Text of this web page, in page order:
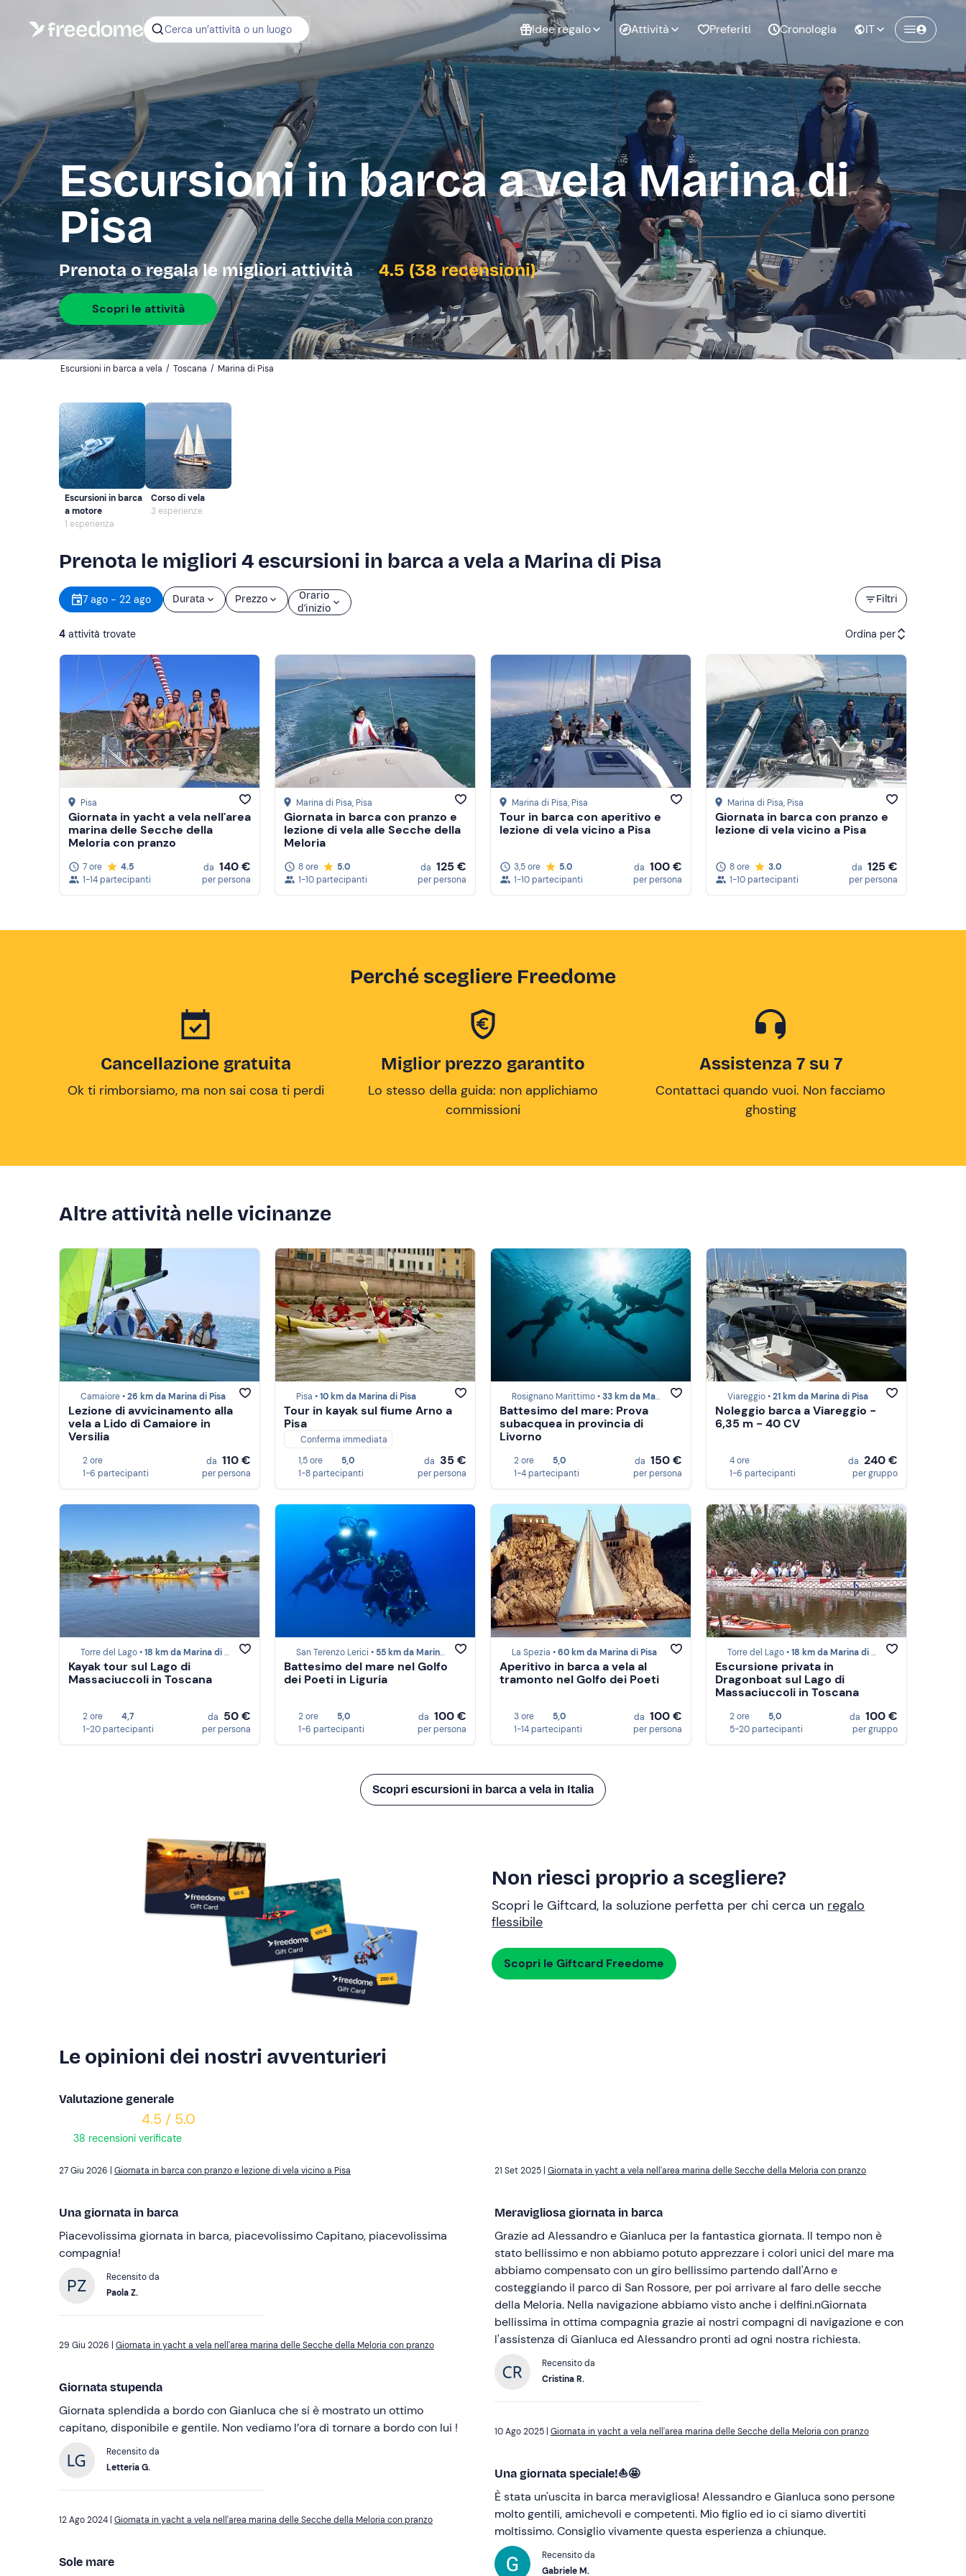
Cerca un’attività o un luogo Idee regalo
Non sai cosa
regalare?
Gift Card Freedome
Un regalo digitale che
lascia la libertà di
scegliere esperienze
outdoor in tutta Italia.
Regala una Gift Card
Esperienze da
regalare
Esperienze di
coppia
Compleanno
Laurea
Addio al
celibato
Addio al
nubilato
Attività Preferiti Cronologia IT
Escursioni in barca a vela Marina di
Pisa
Prenota o regala le migliori attività 4.5 (38 recensioni)
Scopri le attività
Escursioni in barca a vela / Toscana / Marina di Pisa
Escursioni in barca
a motore
1 esperienza
Corso di vela
3 esperienze
Prenota le migliori 4 escursioni in barca a vela a Marina di Pisa
Filtri
7 ago - 22 ago Durata Prezzo
Orario
d’inizio
4 attività trovate Ordina per
Attività consigliate
Prezzo (crescente)
Prezzo (decrescente)
Recensioni
Pisa
Giornata in yacht a vela nell'area
marina delle Secche della
Meloria con pranzo
7 ore
4.5
1-14 partecipanti
da 140 €
per persona
Marina di Pisa, Pisa
Giornata in barca con pranzo e
lezione di vela alle Secche della
Meloria
8 ore
5.0
1-10 partecipanti
da 125 €
per persona
Marina di Pisa, Pisa
Tour in barca con aperitivo e
lezione di vela vicino a Pisa
3,5 ore
5.0
1-10 partecipanti
da 100 €
per persona
Marina di Pisa, Pisa
Giornata in barca con pranzo e
lezione di vela vicino a Pisa
8 ore
3.0
1-10 partecipanti
da 125 €
per persona
Perché scegliere Freedome
Cancellazione gratuita
Ok ti rimborsiamo, ma non sai cosa ti perdi
Miglior prezzo garantito
Lo stesso della guida: non applichiamo
commissioni
Assistenza 7 su 7
Contattaci quando vuoi. Non facciamo
ghosting
Altre attività nelle vicinanze
Camaiore •26 km da Marina di Pisa
Lezione di avvicinamento alla
vela a Lido di Camaiore in
Versilia
2 ore
1-6 partecipanti
da 110 €
per persona
Pisa •10 km da Marina di Pisa
Tour in kayak sul fiume Arno a
Pisa
Conferma immediata
1,5 ore
5,0
1-8 partecipanti
da 35 €
per persona
Rosignano Marittimo •33 km da Marina di Pisa
Battesimo del mare: Prova
subacquea in provincia di
Livorno
2 ore
5,0
1-4 partecipanti
da 150 €
per persona
Viareggio •21 km da Marina di Pisa
Noleggio barca a Viareggio -
6,35 m - 40 CV
4 ore
1-6 partecipanti
da 240 €
per gruppo
Torre del Lago •18 km da Marina di Pisa
Kayak tour sul Lago di
Massaciuccoli in Toscana
2 ore
4,7
1-20 partecipanti
da 50 €
per persona
San Terenzo Lerici • 55 km da Marina di Pisa
Battesimo del mare nel Golfo
dei Poeti in Liguria
2 ore
5,0
1-6 partecipanti
da 100 €
per persona
La Spezia •60 km da Marina di Pisa
Aperitivo in barca a vela al
tramonto nel Golfo dei Poeti
3 ore
5,0
1-14 partecipanti
da 100 €
per persona
Torre del Lago •18 km da Marina di Pisa
Escursione privata in
Dragonboat sul Lago di
Massaciuccoli in Toscana
2 ore
5,0
5-20 partecipanti
da 100 €
per gruppo
Scopri escursioni in barca a vela in Italia
Non riesci proprio a scegliere?
Scopri le Giftcard, la soluzione perfetta per chi cerca un regalo
flessibile
Scopri le Giftcard Freedome
Le opinioni dei nostri avventurieri
Valutazione generale
4.5 / 5.0
38 recensioni verificate
Giornata in barca con pranzo e lezione di vela vicino a Pisa
Una giornata in barca
Piacevolissima giornata in barca, piacevolissimo Capitano, piacevolissima
compagnia!
Recensito da
Paola Z.
Giornata in yacht a vela nell'area marina delle Secche della Meloria con pranzo
Giornata stupenda
Giornata splendida a bordo con Gianluca che si è mostrato un ottimo
capitano, disponibile e gentile. Non vediamo l’ora di tornare a bordo con lui !
Recensito da
Letteria G.
Giornata in yacht a vela nell'area marina delle Secche della Meloria con pranzo
Sole mare
Giornata in yacht a vela nell'area marina delle Secche della Meloria con pranzo
Meravigliosa giornata in barca
Grazie ad Alessandro e Gianluca per la fantastica giornata. Il tempo non è
stato bellissimo e non abbiamo potuto apprezzare i colori unici del mare ma
abbiamo compensato con un giro bellissimo partendo dall'Arno e
costeggiando il parco di San Rossore, per poi arrivare al faro delle secche
della Meloria. Nella navigazione abbiamo visto anche i delfini.nGiornata
bellissima in ottima compagnia grazie ai nostri compagni di navigazione e con
l'assistenza di Gianluca ed Alessandro pronti ad ogni nostra richiesta.
Recensito da
Cristina R.
Giornata in yacht a vela nell'area marina delle Secche della Meloria con pranzo
Una giornata speciale!⛵️🤩
È stata un'uscita in barca meravigliosa! Alessandro e Gianluca sono persone
molto gentili, amichevoli e competenti. Mio figlio ed io ci siamo divertiti
moltissimo. Consiglio vivamente questa esperienza a chiunque.
Recensito da
Gabriele M.
Crea un account Freedome
Unisciti a una community di avventurieri
come te e colleziona ricordi indimenticabili!
Continua con l'email